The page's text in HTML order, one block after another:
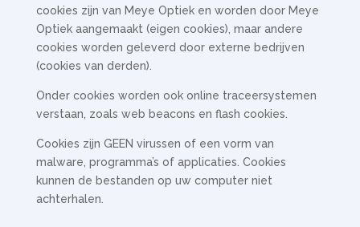
cookies zijn van Meye Optiek en worden door Meye
Optiek aangemaakt (eigen cookies), maar andere
cookies worden geleverd door externe bedrijven
(cookies van derden).
Onder cookies worden ook online traceersystemen
verstaan, zoals web beacons en flash cookies.
Cookies zijn GEEN virussen of een vorm van
malware, programma’s of applicaties. Cookies
kunnen de bestanden op uw computer niet
achterhalen.